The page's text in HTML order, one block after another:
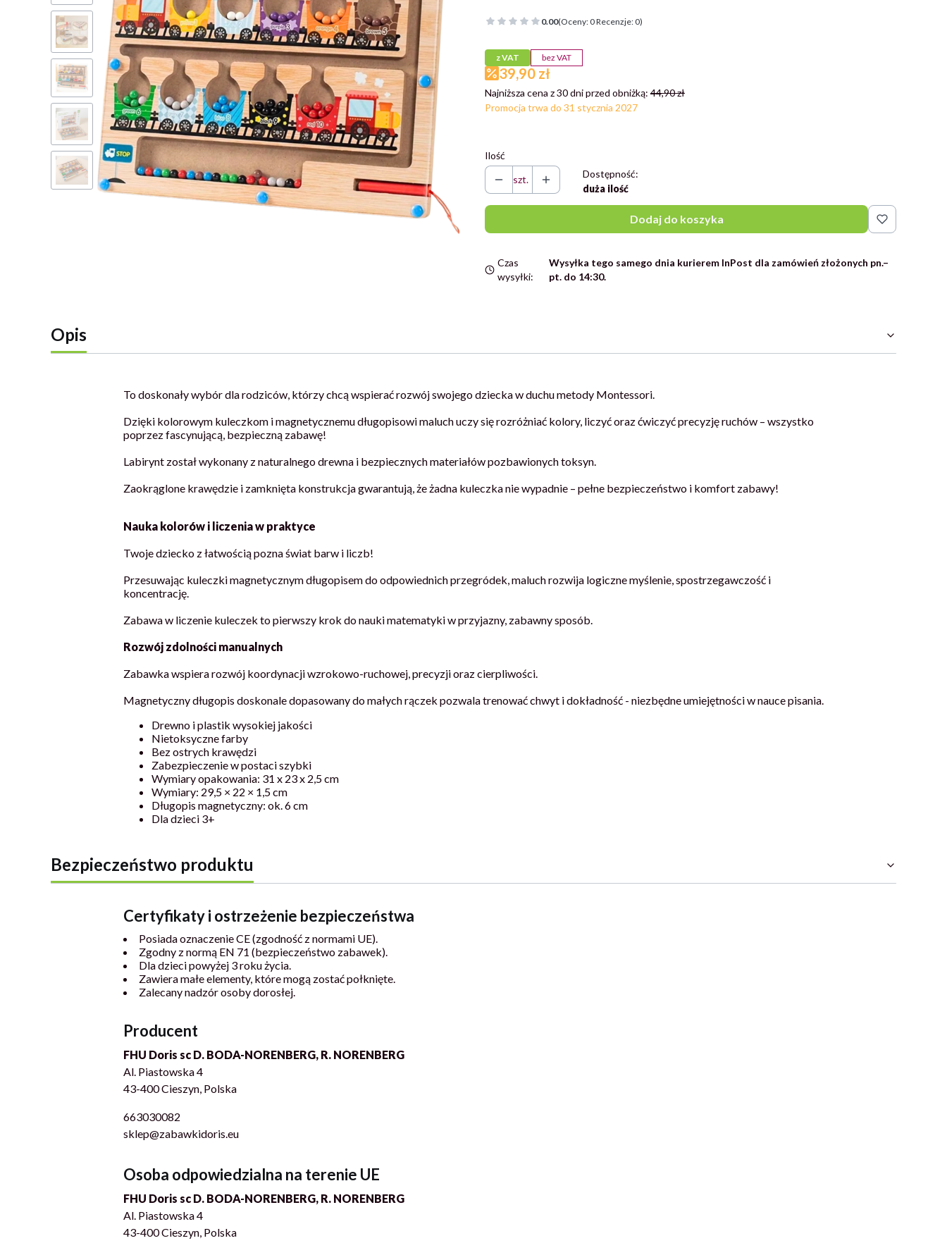
0.00(Oceny: 0 Recenzje: 0)
z VAT bez VAT
39,90 zł
Najniższa cena z 30 dni przed obniżką: 44,90 zł
Promocja trwa do 31 stycznia 2027
Ilość
szt.
Dostępność:
duża ilość
Dodaj do koszyka
Czas
wysyłki:
Wysyłka tego samego dnia kurierem InPost dla zamówień złożonych pn.–
pt. do 14:30.
Opis
To doskonały wybór dla rodziców, którzy chcą wspierać rozwój swojego dziecka w duchu metody Montessori.
Dzięki kolorowym kuleczkom i magnetycznemu długopisowi maluch uczy się rozróżniać kolory, liczyć oraz ćwiczyć precyzję ruchów – wszystko
poprzez fascynującą, bezpieczną zabawę!
Labirynt został wykonany z naturalnego drewna i bezpiecznych materiałów pozbawionych toksyn.
Zaokrąglone krawędzie i zamknięta konstrukcja gwarantują, że żadna kuleczka nie wypadnie – pełne bezpieczeństwo i komfort zabawy!
Nauka kolorów i liczenia w praktyce
Twoje dziecko z łatwością pozna świat barw i liczb!
Przesuwając kuleczki magnetycznym długopisem do odpowiednich przegródek, maluch rozwija logiczne myślenie, spostrzegawczość i
koncentrację.
Zabawa w liczenie kuleczek to pierwszy krok do nauki matematyki w przyjazny, zabawny sposób.
Rozwój zdolności manualnych
Zabawka wspiera rozwój koordynacji wzrokowo-ruchowej, precyzji oraz cierpliwości.
Magnetyczny długopis doskonale dopasowany do małych rączek pozwala trenować chwyt i dokładność - niezbędne umiejętności w nauce pisania.
Drewno i plastik wysokiej jakości
Nietoksyczne farby
Bez ostrych krawędzi
Zabezpieczenie w postaci szybki
Wymiary opakowania: 31 x 23 x 2,5 cm
Wymiary: 29,5 × 22 × 1,5 cm
Długopis magnetyczny: ok. 6 cm
Dla dzieci 3+
Bezpieczeństwo produktu
Certyfikaty i ostrzeżenie bezpieczeństwa
Posiada oznaczenie CE (zgodność z normami UE).
Zgodny z normą EN 71 (bezpieczeństwo zabawek).
Dla dzieci powyżej 3 roku życia.
Zawiera małe elementy, które mogą zostać połknięte.
Zalecany nadzór osoby dorosłej.
Producent
FHU Doris sc D. BODA-NORENBERG, R. NORENBERG
Al. Piastowska 4
43-400 Cieszyn, Polska
663030082
sklep@zabawkidoris.eu
Osoba odpowiedzialna na terenie UE
FHU Doris sc D. BODA-NORENBERG, R. NORENBERG
Al. Piastowska 4
43-400 Cieszyn, Polska